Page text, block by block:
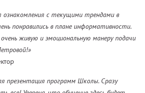
с текущими трендами в
понравились в плане информативности.
живую и эмоциональную манеру подачи
презентация программ Школы. Сразу